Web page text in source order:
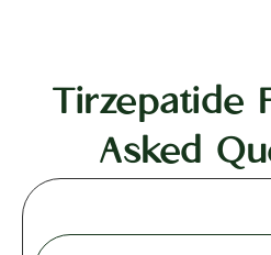
Tirzepatide
Asked